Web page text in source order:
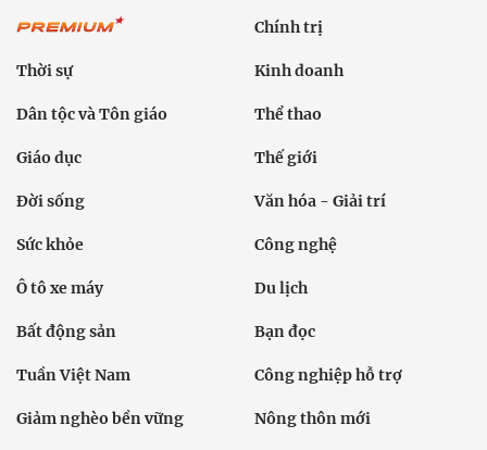
Chính trị
Thời sự Kinh doanh
Dân tộc và Tôn giáo Thể thao
Giáo dục Thế giới
Đời sống Văn hóa - Giải trí
Sức khỏe Công nghệ
Ô tô xe máy Du lịch
Bất động sản Bạn đọc
Tuần Việt Nam Công nghiệp hỗ trợ
Giảm nghèo bền vững Nông thôn mới